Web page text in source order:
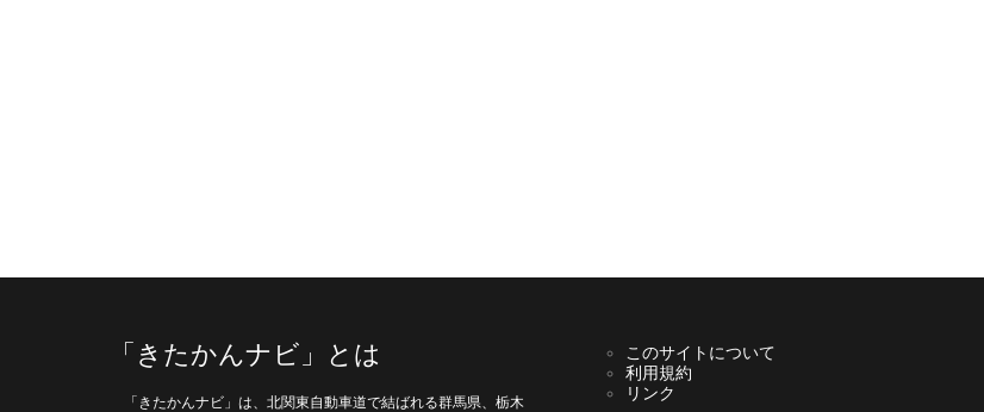
「きたかんナビ」とは
「きたかんナビ」は、北関東自動車道で結ばれる群馬県、栃木
このサイトについて
利用規約
リンク